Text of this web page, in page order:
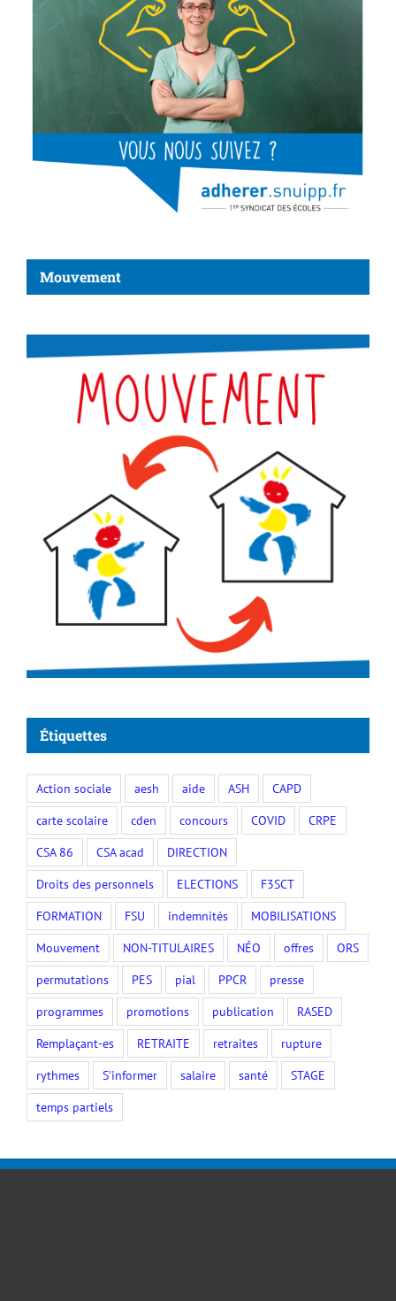
Mouvement
Étiquettes
Action sociale aesh aide ASH
CAPD
carte scolaire
cden concours COVID
CRPE
CSA 86
CSA acad
DIRECTION
Droits des personnels
ELECTIONS
F3SCT
FORMATION
FSU indemnités
MOBILISATIONS
Mouvement
NON-TITULAIRES NÉO offres
ORS
permutations
PES pial PPCR
presse
programmes
promotions publication
RASED
Remplaçant-es
RETRAITE retraites
rupture
rythmes
S'informer salaire santé
STAGE
temps partiels